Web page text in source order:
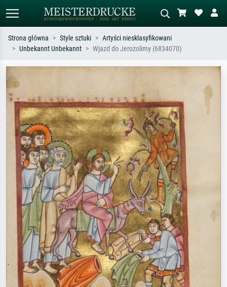
impresjonizm, fala Hokusaia, akt.
Opisz scenę – np. zielona łąka,
abstrakcja z czerwienią, ciemny olej,
stojący akt obok drzewa.
Strona główna Style sztuki
Artyści niesklasyfikowani
Unbekannt Unbekannt
Wjazd do Jerozolimy (6834070)